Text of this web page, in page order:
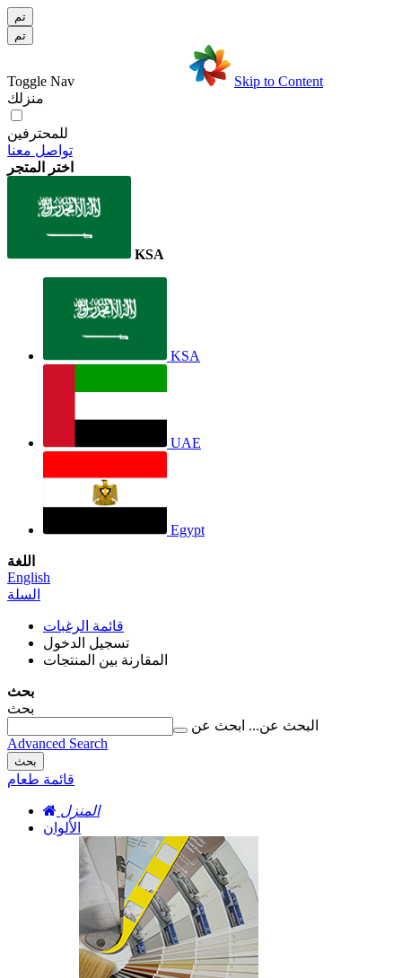
تم
تم
Toggle Nav
Skip to Content
منزلك
للمحترفين
تواصل معنا
اختر المتجر
KSA
KSA
UAE
Egypt
اللغة
English
السلة
قائمة الرغبات
تسجيل الدخول
المقارنة بين المنتجات
بحث
بحث
البحث عن... ابحث عن
Advanced Search
بحث
قائمة طعام
المنزل
الألوان